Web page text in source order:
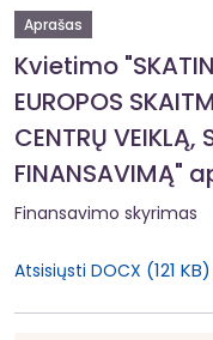
Aprašas
Kvietimo
EUROPOS
CENTRŲ VEIKLĄ,
FINANSAVIMĄ"
Finansavimo skyrimas
Atsisiųsti DOCX 121 KB